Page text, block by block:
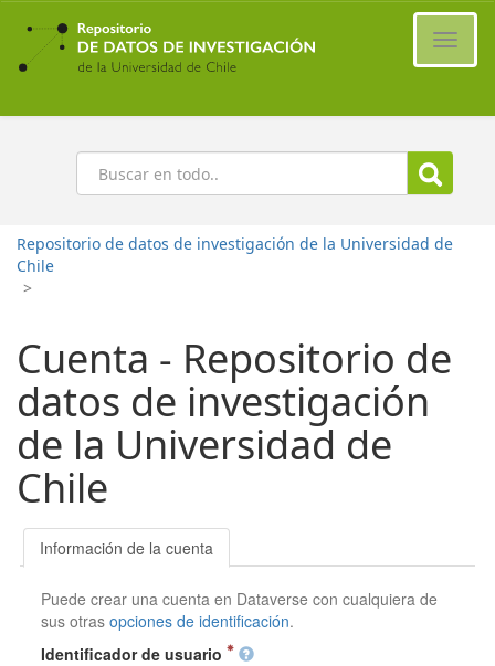
Ir
contenido
principal
Buscar
Repositorio de datos de investigación de la Universidad de
Chile
>
Cuenta - Repositorio de
datos de investigación
de la Universidad de
Chile
Información de la cuenta
Puede crear una cuenta en Dataverse con cualquiera de
sus otrasopciones de identificación.
Identificador de usuario